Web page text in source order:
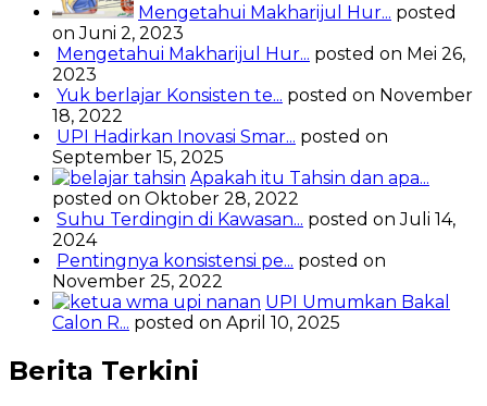
Mengetahui Makharijul Hur... posted
on Juni 2, 2023
Mengetahui Makharijul Hur... posted on Mei 26,
2023
Yuk berlajar Konsisten te... posted on November
18, 2022
UPI Hadirkan Inovasi Smar... posted on
September 15, 2025
Apakah itu Tahsin dan apa...
posted on Oktober 28, 2022
Suhu Terdingin di Kawasan... posted on Juli 14,
2024
Pentingnya konsistensi pe... posted on
November 25, 2022
UPI Umumkan Bakal
Calon R... posted on April 10, 2025
Berita Terkini